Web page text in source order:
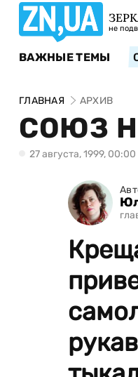
не
ВАЖНЫЕ ТЕМЫ
ГЛАВНАЯ АРХИВ
СОЮЗ
27 августа, 1999, 00:00